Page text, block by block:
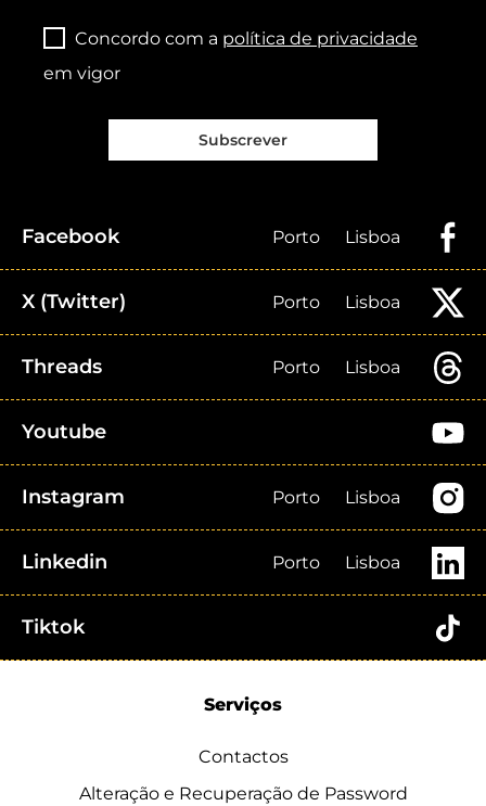
Concordo com a política de privacidade
em vigor
Subscrever
Facebook Porto Lisboa
X (Twitter) Porto Lisboa
Threads Porto Lisboa
Youtube
Instagram Porto Lisboa
Linkedin Porto Lisboa
Tiktok
Serviços
Contactos
Alteração e Recuperação de Password